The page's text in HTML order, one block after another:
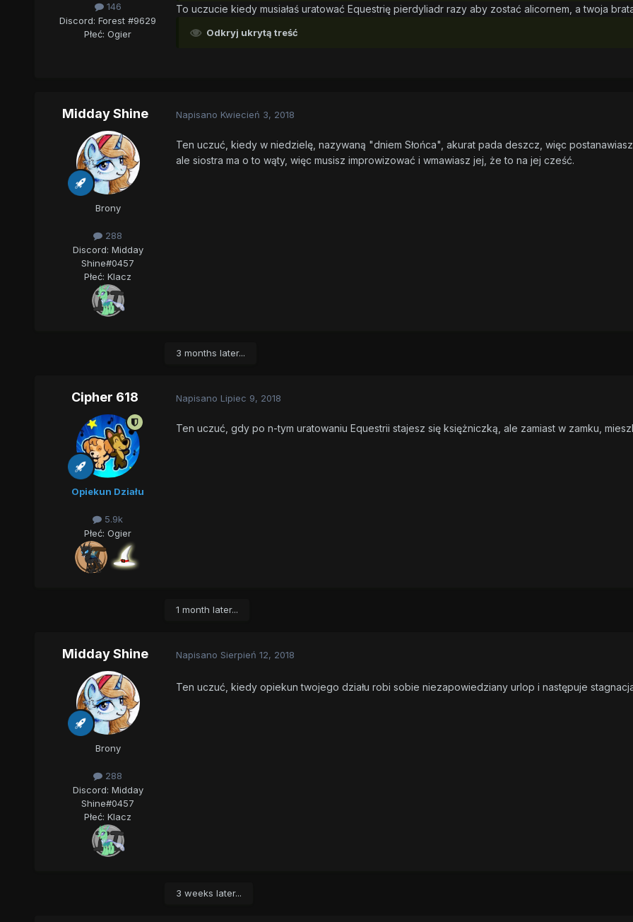
146
Discord: Forest #9629
Płeć: Ogier
To uczucie kiedy musiałaś uratować Equestrię pierdyliadr razy aby zostać alicornem, a twoja
Odkryj ukrytą treść
Midday Shine
Brony
288
Discord: Midday
Shine#0457
Płeć: Klacz
Napisano Kwiecień 3, 2018
Ten uczuć, kiedy w niedzielę, nazywaną "dniem Słońca", akurat pada deszcz, więc
ale siostra ma o to wąty, więc musisz improwizować i wmawiasz jej, że to na jej cześć.
3 months later...
Cipher 618
Opiekun Działu
5.9k
Płeć: Ogier
Napisano Lipiec 9, 2018
Ten uczuć, gdy po n-tym uratowaniu Equestrii stajesz się księżniczką, ale zamiast w zamku,
1 month later...
Midday Shine
Brony
288
Discord: Midday
Shine#0457
Płeć: Klacz
Napisano Sierpień 12, 2018
Ten uczuć, kiedy opiekun twojego działu robi sobie niezapowiedziany urlop i następuje
3 weeks later...